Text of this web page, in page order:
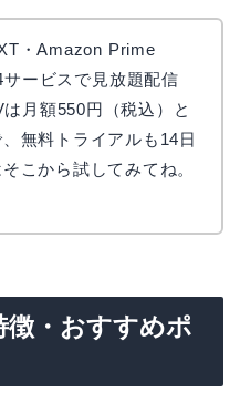
・Amazon Prime
ービスで見放題配信
月額550円（税込）と
無料トライアルも14日
こから試してみてね。
徴・おすすめポ